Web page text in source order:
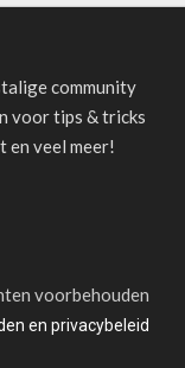
community
voor tips & tricks
en veel meer!
voorbehouden
en privacybeleid